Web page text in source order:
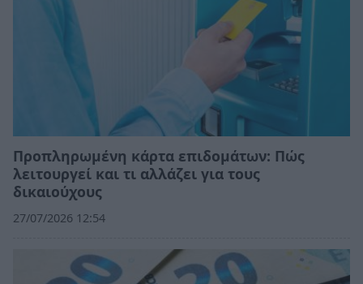
Προπληρωμένη κάρτα επιδομάτων: Πώς
λειτουργεί και τι αλλάζει για τους
δικαιούχους
27/07/2026 12:54